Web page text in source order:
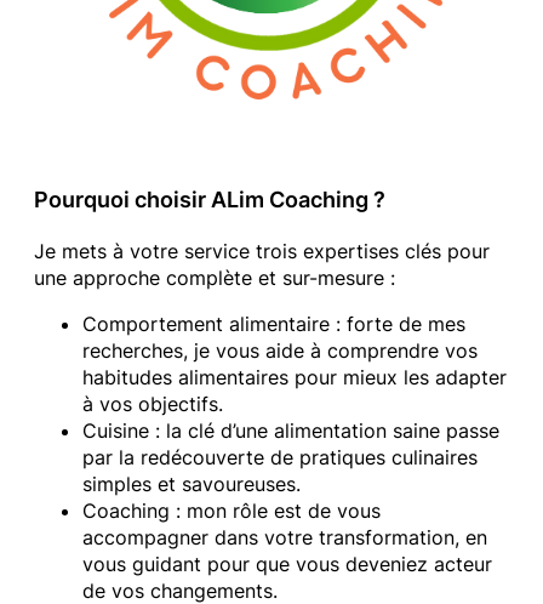
Pourquoi choisir ALim Coaching ?
Je mets à votre service trois expertises clés pour
une approche complète et sur-mesure :
Comportement alimentaire : forte de mes
recherches, je vous aide à comprendre vos
habitudes alimentaires pour mieux les adapter
à vos objectifs.
Cuisine : la clé d’une alimentation saine passe
par la redécouverte de pratiques culinaires
simples et savoureuses.
Coaching : mon rôle est de vous
accompagner dans votre transformation, en
vous guidant pour que vous deveniez acteur
de vos changements.